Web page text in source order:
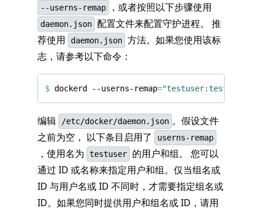
--userns-remap ，或者按照以下步骤使用
daemon.json 配置文件来配置守护进程。 推
荐使用
daemon.json 方法。如果您使用该标
志，请参考以下命令：
$ dockerd --userns-remap="testuser:testuser"
编辑 /etc/docker/daemon.json 。假设文件
之前为空， 以下条目启用了
userns-remap
，使用名为 testuser
的用户和组。 您可以
通过 ID 或名称来指定用户和组。仅当组名或
ID 与用户名或 ID 不同时，才需要指定组名或
ID。如果您同时提供用户和组名或 ID，请用